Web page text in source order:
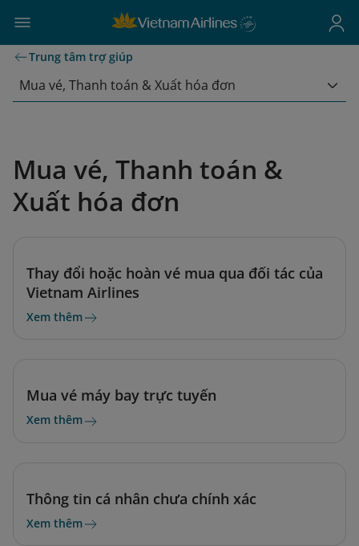
Trung tâm trợ giúp
Mua vé, Thanh toán & Xuất hóa đơn
Mua vé, Thanh toán &
Xuất hóa đơn
Thay đổi hoặc hoàn vé mua qua đối tác của
Vietnam Airlines
Xem thêm
Mua vé máy bay trực tuyến
Xem thêm
Thông tin cá nhân chưa chính xác
Xem thêm